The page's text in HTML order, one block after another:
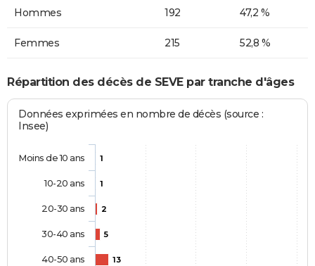
Hommes 192 47,2 %
Femmes 215 52,8 %
Répartition des décès de SEVE par tranche d'âges
Données exprimées en nombre de décès (source :
Insee)
1
1
2
5
13
Moins de 10 ans
10-20 ans
20-30 ans
30-40 ans
40-50 ans